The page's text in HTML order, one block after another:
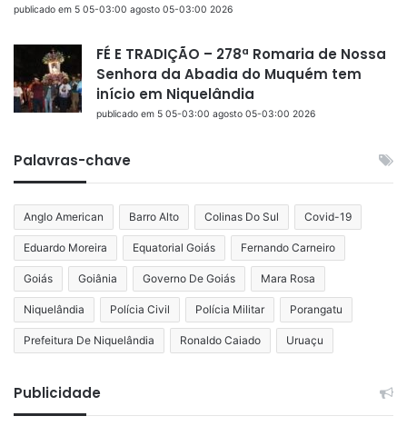
publicado em 5 05-03:00 agosto 05-03:00 2026
FÉ E TRADIÇÃO – 278ª Romaria de Nossa
Senhora da Abadia do Muquém tem
início em Niquelândia
publicado em 5 05-03:00 agosto 05-03:00 2026
Palavras-chave
Anglo American Barro Alto Colinas Do Sul Covid-19
Eduardo Moreira Equatorial Goiás Fernando Carneiro
Goiás Goiânia Governo De Goiás Mara Rosa
Niquelândia Polícia Civil Polícia Militar Porangatu
Prefeitura De Niquelândia Ronaldo Caiado Uruaçu
Publicidade